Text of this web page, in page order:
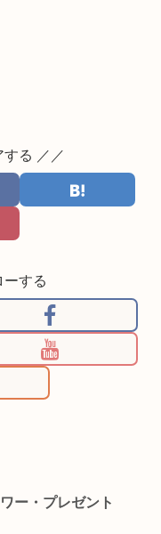
る ／／
する
ー・プレゼント